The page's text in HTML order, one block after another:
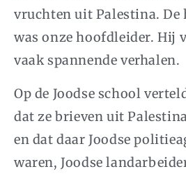
vruchten uit Palestina. De
was onze hoofdleider. Hij
vaak spannende verhalen.
Op de Joodse school
dat ze brieven uit
en dat daar Joodse
waren, Joodse